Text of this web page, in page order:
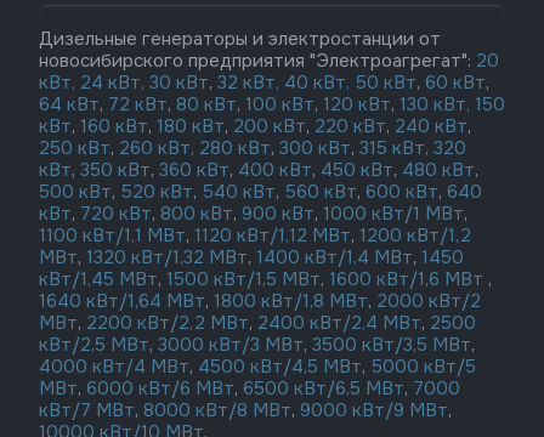
Дизельные генераторы и электростанции от
новосибирского предприятия "Электроагрегат": 20
кВт, 24 кВт, 30 кВт, 32 кВт, 40 кВт, 50 кВт, 60 кВт,
64 кВт, 72 кВт, 80 кВт, 100 кВт, 120 кВт, 130 кВт, 150
кВт, 160 кВт, 180 кВт, 200 кВт, 220 кВт, 240 кВт,
250 кВт, 260 кВт, 280 кВт, 300 кВт, 315 кВт, 320
кВт, 350 кВт, 360 кВт, 400 кВт, 450 кВт, 480 кВт,
500 кВт, 520 кВт, 540 кВт, 560 кВт, 600 кВт, 640
кВт, 720 кВт, 800 кВт, 900 кВт, 1000 кВт/1 МВт,
1100 кВт/1,1 МВт, 1120 кВт/1,12 МВт, 1200 кВт/1,2
МВт, 1320 кВт/1,32 МВт, 1400 кВт/1,4 МВт, 1450
кВт/1,45 МВт, 1500 кВт/1,5 МВт, 1600 кВт/1,6 МВт ,
1640 кВт/1,64 МВт, 1800 кВт/1,8 МВт, 2000 кВт/2
МВт, 2200 кВт/2,2 МВт, 2400 кВт/2,4 МВт, 2500
кВт/2,5 МВт, 3000 кВт/3 МВт, 3500 кВт/3,5 МВт,
4000 кВт/4 МВт, 4500 кВт/4,5 МВт, 5000 кВт/5
МВт, 6000 кВт/6 МВт, 6500 кВт/6,5 МВт, 7000
кВт/7 МВт, 8000 кВт/8 МВт, 9000 кВт/9 МВт,
10000 кВт/10 МВт,